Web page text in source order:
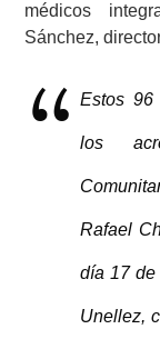
médicos
Sánchez,
Estos 96
los
Rafael
día 17 de
Unellez,